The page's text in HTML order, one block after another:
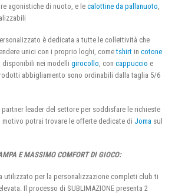
agonistiche di nuoto, e le calottine da pallanuoto,
è dedicata a tutte le collettività che
unici con i proprio loghi, cometshirt in cotone
, disponibili nei modelli girocollo, con cappuccio e
abbigliamento sono ordinabili dalla taglia 5/6
partner leader del settore per soddisfare le richieste
potrai trovare le offerte dedicate di Joma sul
E MASSIMO COMFORT DI GIOCO:
utilizzato per la personalizzazione completi club ti
Il processo di SUBLIMAZIONE presenta 2